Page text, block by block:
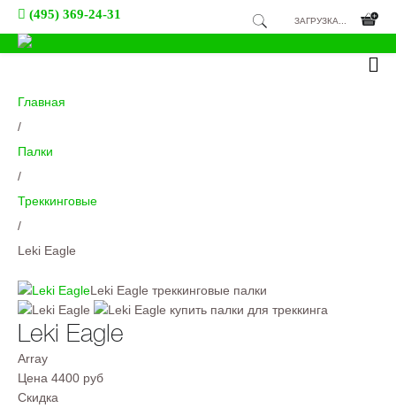
(495) 369-24-31 ЗАГРУЗКА...
Главная
/
Палки
/
Треккинговые
/
Leki Eagle
Leki Eagle треккинговые палки
Leki Eagle
Array
Цена 4400 руб
Скидка